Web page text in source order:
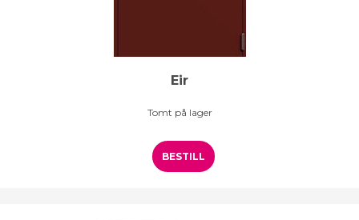
Eir
Tomt på lager
BESTILL